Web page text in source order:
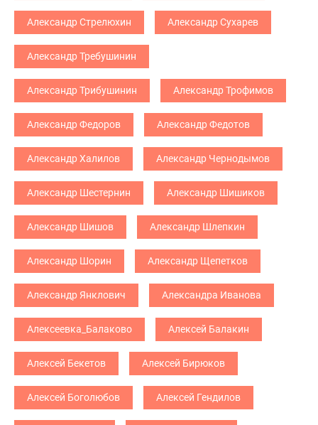
Александр Стрелюхин Александр Сухарев
Александр Требушинин
Александр Трибушинин Александр Трофимов
Александр Федоров Александр Федотов
Александр Халилов Александр Чернодымов
Александр Шестернин Александр Шишиков
Александр Шишов Александр Шлепкин
Александр Шорин Александр Щепетков
Александр Янклович Александра Иванова
Алексеевка_Балаково Алексей Балакин
Алексей Бекетов Алексей Бирюков
Алексей Боголюбов Алексей Гендилов